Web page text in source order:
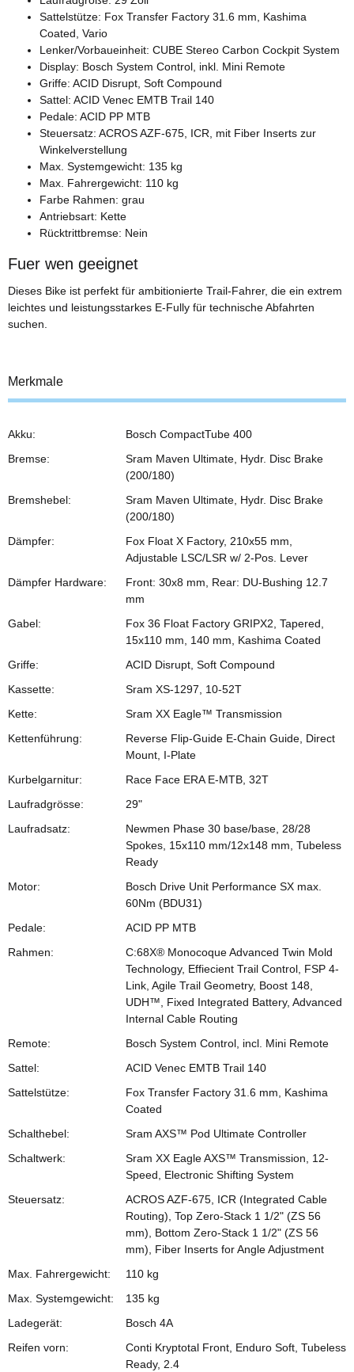
Sattelstütze: Fox Transfer Factory 31.6 mm, Kashima
Coated, Vario
Lenker/Vorbaueinheit: CUBE Stereo Carbon Cockpit System
Display: Bosch System Control, inkl. Mini Remote
Griffe: ACID Disrupt, Soft Compound
Sattel: ACID Venec EMTB Trail 140
Pedale: ACID PP MTB
Steuersatz: ACROS AZF-675, ICR, mit Fiber Inserts zur
Winkelverstellung
Max. Systemgewicht: 135 kg
Max. Fahrergewicht: 110 kg
Farbe Rahmen: grau
Antriebsart: Kette
Rücktrittbremse: Nein
Fuer wen geeignet
Dieses Bike ist perfekt für ambitionierte Trail-Fahrer, die ein extrem
leichtes und leistungsstarkes E-Fully für technische Abfahrten
suchen.
Merkmale
Akku:
Bosch CompactTube 400
Bremse:
Sram Maven Ultimate, Hydr. Disc Brake
(200/180)
Bremshebel:
Sram Maven Ultimate, Hydr. Disc Brake
(200/180)
Dämpfer:
Fox Float X Factory, 210x55 mm,
Adjustable LSC/LSR w/ 2-Pos. Lever
Dämpfer Hardware:
Front: 30x8 mm, Rear: DU-Bushing 12.7
mm
Gabel:
Fox 36 Float Factory GRIPX2, Tapered,
15x110 mm, 140 mm, Kashima Coated
Griffe:
ACID Disrupt, Soft Compound
Kassette:
Sram XS-1297, 10-52T
Kette:
Sram XX Eagle™ Transmission
Kettenführung:
Reverse Flip-Guide E-Chain Guide, Direct
Mount, I-Plate
Kurbelgarnitur:
Race Face ERA E-MTB, 32T
Laufradgrösse:
29"
Laufradsatz:
Newmen Phase 30 base/base, 28/28
Spokes, 15x110 mm/12x148 mm, Tubeless
Ready
Motor:
Bosch Drive Unit Performance SX max.
60Nm (BDU31)
Pedale:
ACID PP MTB
Rahmen:
C:68X® Monocoque Advanced Twin Mold
Technology, Effiecient Trail Control, FSP 4-
Link, Agile Trail Geometry, Boost 148,
UDH™, Fixed Integrated Battery, Advanced
Internal Cable Routing
Remote:
Bosch System Control, incl. Mini Remote
Sattel:
ACID Venec EMTB Trail 140
Sattelstütze:
Fox Transfer Factory 31.6 mm, Kashima
Coated
Schalthebel:
Sram AXS™ Pod Ultimate Controller
Schaltwerk:
Sram XX Eagle AXS™ Transmission, 12-
Speed, Electronic Shifting System
Steuersatz:
ACROS AZF-675, ICR (Integrated Cable
Routing), Top Zero-Stack 1 1/2" (ZS 56
mm), Bottom Zero-Stack 1 1/2" (ZS 56
mm), Fiber Inserts for Angle Adjustment
Max. Fahrergewicht:
110 kg
Max. Systemgewicht:
135 kg
Ladegerät:
Bosch 4A
Reifen vorn:
Conti Kryptotal Front, Enduro Soft, Tubeless
Ready, 2.4